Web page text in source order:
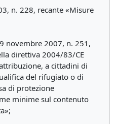
n. 228, recante «Misure
novembre 2007, n. 251,
direttiva 2004/83/CE
a cittadini di
del rifugiato o di
di protezione
minime sul contenuto